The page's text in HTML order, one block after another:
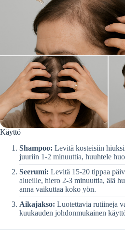
Käyttö
Shampoo: Levitä kosteisiin
juuriin 1-2 minuuttia, huuhtele
Seerumi: Levitä 15-20 tippaa
alueille, hiero 2-3 minuuttia, älä
anna vaikuttaa koko yön.
Aikajakso: Luotettavia rutiineja
kuukauden johdonmukainen